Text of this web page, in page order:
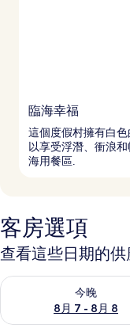
臨海幸福
這個度假村擁有白
以享受浮潛、衝浪
海用餐區.
客房選項
查看這些日期的供
今晚
8月 7 - 8月 8
查看今晚 (8月 7 - 8月